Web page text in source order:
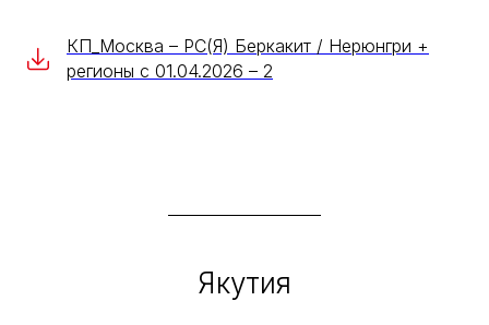
КП_Москва – РС(Я) Беркакит / Нерюнгри +
регионы с 01.04.2026 – 2
Якутия